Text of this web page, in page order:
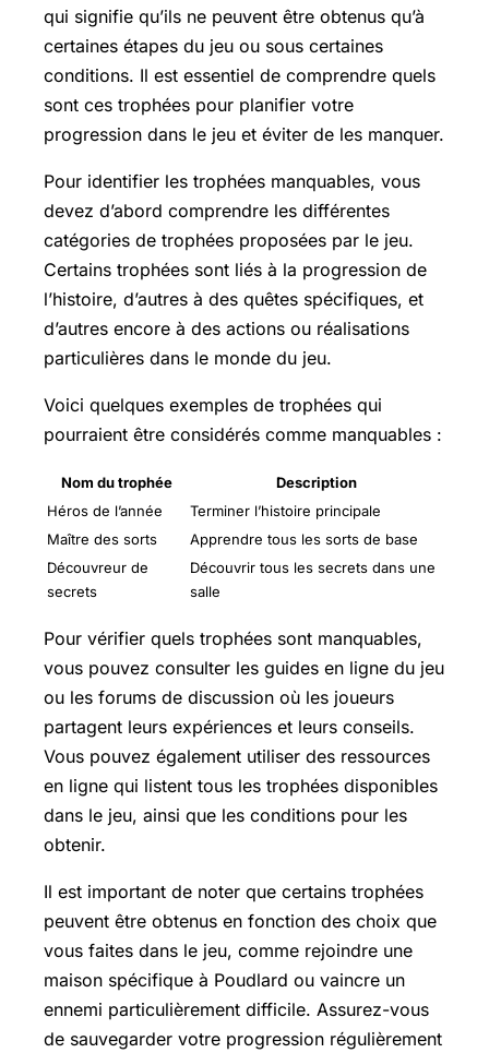
qui signifie qu’ils ne peuvent être obtenus qu’à
certaines étapes du jeu ou sous certaines
conditions. Il est essentiel de comprendre quels
sont ces trophées pour planifier votre
progression dans le jeu et éviter de les manquer.
Pour identifier les trophées manquables, vous
devez d’abord comprendre les différentes
catégories de trophées proposées par le jeu.
Certains trophées sont liés à la progression de
l’histoire, d’autres à des quêtes spécifiques, et
d’autres encore à des actions ou réalisations
particulières dans le monde du jeu.
Voici quelques exemples de trophées qui
pourraient être considérés comme manquables :
Nom du trophée
Description
Héros de l’année
Terminer l’histoire principale
Maître des sorts
Apprendre tous les sorts de base
Découvreur de
secrets
Découvrir tous les secrets dans une
salle
Pour vérifier quels trophées sont manquables,
vous pouvez consulter les guides en ligne du jeu
ou les forums de discussion où les joueurs
partagent leurs expériences et leurs conseils.
Vous pouvez également utiliser des ressources
en ligne qui listent tous les trophées disponibles
dans le jeu, ainsi que les conditions pour les
obtenir.
Il est important de noter que certains trophées
peuvent être obtenus en fonction des choix que
vous faites dans le jeu, comme rejoindre une
maison spécifique à Poudlard ou vaincre un
ennemi particulièrement difficile. Assurez-vous
de sauvegarder votre progression régulièrement